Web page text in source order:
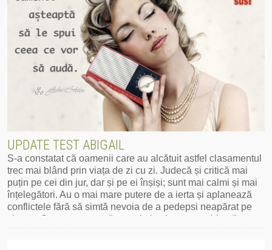
UPDATE TEST ABIGAIL
S-a constatat că oamenii care au alcătuit astfel clasamentul
trec mai blând prin viața de zi cu zi. Judecă și critică mai
puțin pe cei din jur, dar și pe ei înșiși; sunt mai calmi și mai
înțelegători. Au o mai mare putere de a ierta și aplanează
conflictele fără să simtă nevoia de a pedepsi neapărat pe
cineva. Se concentrează pe soluție și nu pe problemă.